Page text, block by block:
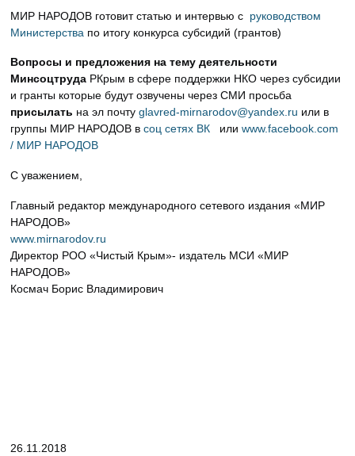
МИР НАРОДОВ готовит статью и интервью с руководством
Министерства по итогу конкурса субсидий (грантов)
Вопросы и предложения на тему деятельности
Минсоцтруда РКрым в сфере поддержки НКО через субсидии
и гранты которые будут озвучены через СМИ просьба
присылать на эл почтуglavred-mirnarodov@yandex.ru или в
группы МИР НАРОДОВ всоц сетях ВК илиwww.facebook.com
/ МИР НАРОДОВ
С уважением,
Главный редактор международного сетевого издания «МИР
НАРОДОВ»
www.mirnarodov.ru
Директор РОО «Чистый Крым»- издатель МСИ «МИР
НАРОДОВ»
Космач Борис Владимирович
26.11.2018